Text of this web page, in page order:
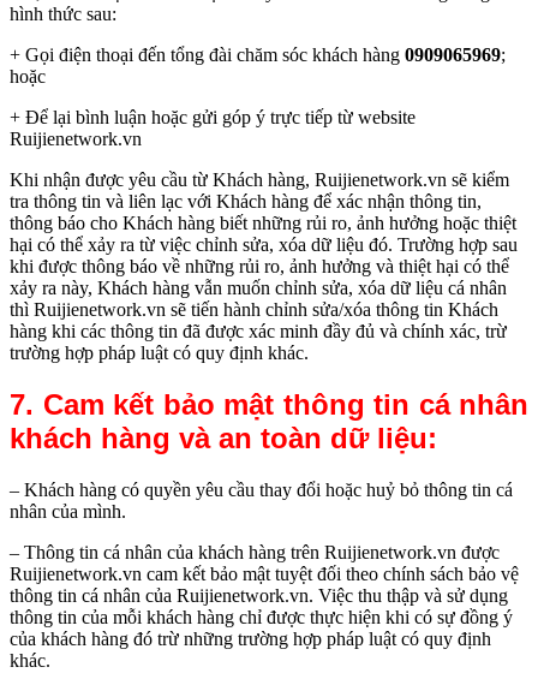
hình thức sau:
+ Gọi điện thoại đến tổng đài chăm sóc khách hàng 0909065969;
hoặc
+ Để lại bình luận hoặc gửi góp ý trực tiếp từ website
Ruijienetwork.vn
Khi nhận được yêu cầu từ Khách hàng, Ruijienetwork.vn sẽ kiểm
tra thông tin và liên lạc với Khách hàng để xác nhận thông tin,
thông báo cho Khách hàng biết những rủi ro, ảnh hưởng hoặc thiệt
hại có thể xảy ra từ việc chỉnh sửa, xóa dữ liệu đó. Trường hợp sau
khi được thông báo về những rủi ro, ảnh hưởng và thiệt hại có thể
xảy ra này, Khách hàng vẫn muốn chỉnh sửa, xóa dữ liệu cá nhân
thì Ruijienetwork.vn sẽ tiến hành chỉnh sửa/xóa thông tin Khách
hàng khi các thông tin đã được xác minh đầy đủ và chính xác, trừ
trường hợp pháp luật có quy định khác.
7. Cam kết bảo mật thông tin cá nhân
khách hàng và an toàn dữ liệu:
– Khách hàng có quyền yêu cầu thay đổi hoặc huỷ bỏ thông tin cá
nhân của mình.
– Thông tin cá nhân của khách hàng trên Ruijienetwork.vn được
Ruijienetwork.vn cam kết bảo mật tuyệt đối theo chính sách bảo vệ
thông tin cá nhân của Ruijienetwork.vn. Việc thu thập và sử dụng
thông tin của mỗi khách hàng chỉ được thực hiện khi có sự đồng ý
của khách hàng đó trừ những trường hợp pháp luật có quy định
khác.